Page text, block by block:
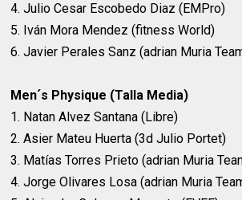
4. Julio Cesar Escobedo Diaz (EMPro)
5. Iván Mora Mendez (fitness World)
6. Javier Perales Sanz (adrian Muria
Men´s Physique (Talla Media)
1. Natan Alvez Santana (Libre)
2. Asier Mateu Huerta (3d Julio Portet)
3. Matías Torres Prieto (adrian Muria
4. Jorge Olivares Losa (adrian Muria